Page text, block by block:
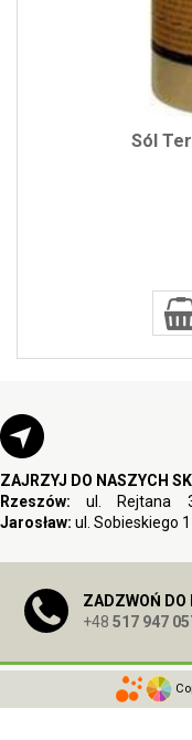
Sól
ZAJRZYJ DO NASZYCH
Rzeszów: ul. Rejtana
Jarosław: ul. Sobieskiego 1
ZADZWOŃ DO
+48 517 947